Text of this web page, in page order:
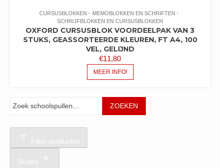
CURSUSBLOKKEN
MEMOBLOKKEN EN SCHRIFTEN
SCHRIJFBLOKKEN EN CURSUSBLOKKEN
OXFORD CURSUSBLOK VOORDEELPAK VAN 3
STUKS, GEASSORTEERDE KLEUREN, FT A4, 100
VEL, GELIJND
€11,80
MEER INFO!
ZOEKEN
Filter producten
Sluiten